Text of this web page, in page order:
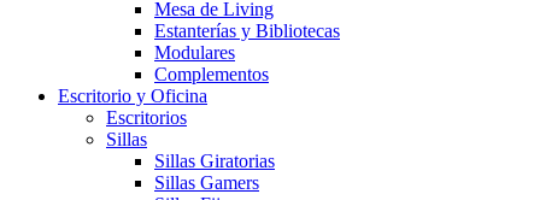
Mesa de Living
Estanterías y Bibliotecas
Modulares
Complementos
Escritorio y Oficina
Escritorios
Sillas
Sillas Giratorias
Sillas Gamers